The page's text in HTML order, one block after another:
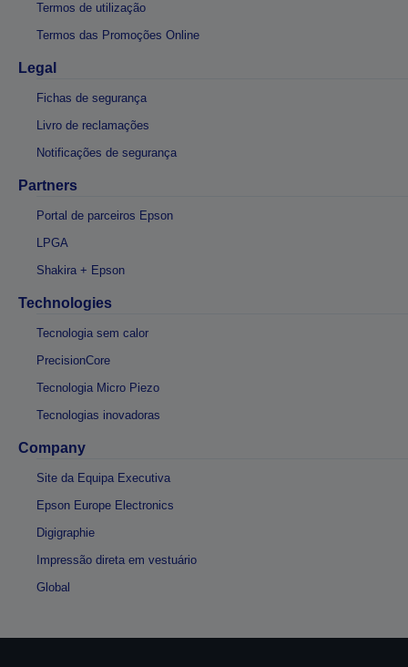
Termos de utilização
Termos das Promoções Online
Legal
Fichas de segurança
Livro de reclamações
Notificações de segurança
Partners
Portal de parceiros Epson
LPGA
Shakira + Epson
Technologies
Tecnologia sem calor
PrecisionCore
Tecnologia Micro Piezo
Tecnologias inovadoras
Company
Site da Equipa Executiva
Epson Europe Electronics
Digigraphie
Impressão direta em vestuário
Global